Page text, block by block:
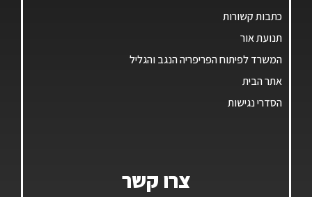
כתבות קשורות
תנועת אור
המשרד לפיתוח הפריפריה הנגב והגליל
אתר הבית
הסדרי נגישות
צרו קשר